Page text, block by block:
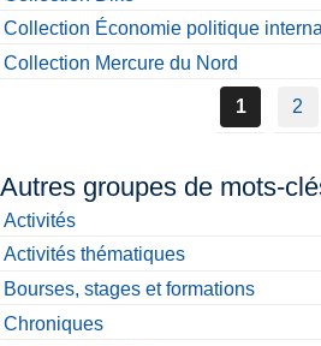
Collection Économie politique
Collection Mercure du Nord
1 2
Autres groupes de mots-
Activités
Activités thématiques
Bourses, stages et formations
Chroniques